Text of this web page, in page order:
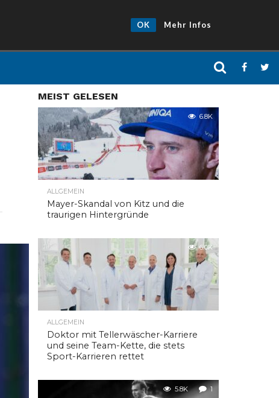
OK Mehr Infos
MEIST GELESEN
6.8K
ALLGEMEIN
Mayer-Skandal von Kitz und die
traurigen Hintergründe
6.0K
ALLGEMEIN
Doktor mit Tellerwäscher-Karriere
und seine Team-Kette, die stets
Sport-Karrieren rettet
5.8K 1